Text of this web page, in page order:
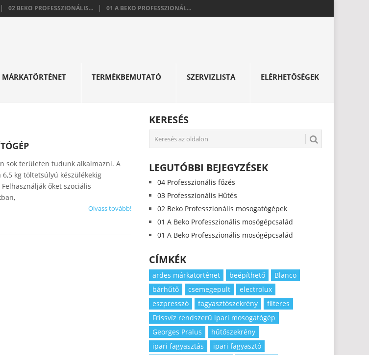
02 BEKO PROFESSZIONÁLIS... 01 A BEKO PROFESSZIONÁL...
MÁRKATÖRTÉNET TERMÉKBEMUTATÓ SZERVIZLISTA ELÉRHETŐSÉGEK
sok területen tudunk alkalmazni. A
kg töltetsúlyú készülékekig
őket szociális
Olvass tovább!
KERESÉS
LEGUTÓBBI BEJEGYZÉSEK
04 Professzionális főzés
03 Professzionális Hűtés
02 Beko Professzionális mosogatógépek
01 A Beko Professzionális mosógépcsalád
01 A Beko Professzionális mosógépcsalád
CÍMKÉK
ardes márkatörténet beépíthető
Blanco
bárhűtő
csemegepult
electrolux
eszpresszó
fagyasztószekrény
filteres
Frissvíz rendszerű ipari mosogatógép
Georges Pralus
hűtőszekrény
ipari fagyasztás
ipari fagyasztó